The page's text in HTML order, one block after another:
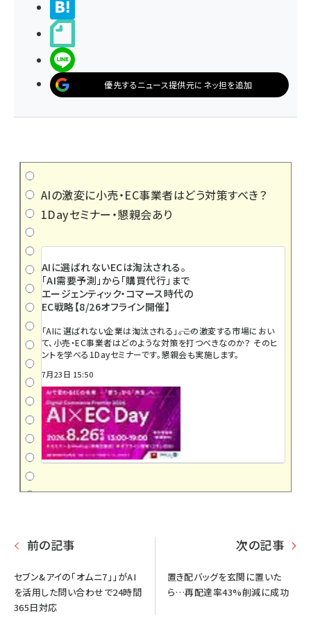
優先するニュース提供元にネッ担を追加
AIの激変に小売・EC事業者はどう対策すべき？
1Dayセミナー・懇親会あり
AIに選ばれないECは淘汰される。
「AI需要予測」から「購買代行」まで
エージェンティック・コマース時代の
EC戦略【8/26オフライン開催】
「AIに選ばれない企業は淘汰される」――。この激変する市場におい
て、小売・EC事業者はどのような対策を打つべきなのか？ そのヒ
ントを学べる1Dayセミナーです。懇親会も実施します。
7月23日 15:50
前の記事
セブン&アイの「オムニ7」」がAI
を活用した問い合わせで24時間
365日対応
次の記事
置き配バッグを玄関に置いた
ら…再配達率43%削減に成功